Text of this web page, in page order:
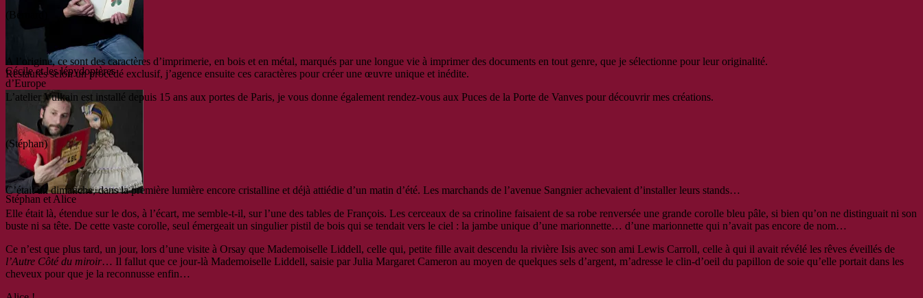
Cécile et les lépydoptères
d’Europe
Stéphan et Alice
(Bernard)
A l’origine, ce sont des caractères d’imprimerie, en bois et en métal, marqués par une longue vie à imprimer des documents en tout genre, que je sélectionne pour leur originalité.
Restaurés selon un procédé exclusif, j’agence ensuite ces caractères pour créer une œuvre unique et inédite.
L’atelier Vulkain est installé depuis 15 ans aux portes de Paris, je vous donne également rendez-vous aux Puces de la Porte de Vanves pour découvrir mes créations.
(Stéphan)
C’était un dimanche, dans la première lumière encore cristalline et déjà attiédie d’un matin d’été. Les marchands de l’avenue Sangnier achevaient d’installer leurs stands…
Elle était là, étendue sur le dos, à l’écart, me semble-t-il, sur l’une des tables de François. Les cerceaux de sa crinoline faisaient de sa robe renversée une grande corolle bleu pâle, si bien qu’on ne distinguait ni son
buste ni sa tête. De cette vaste corolle, seul émergeait un singulier pistil de bois qui se tendait vers le ciel : la jambe unique d’une marionnette… d’une marionnette qui n’avait pas encore de nom…
Ce n’est que plus tard, un jour, lors d’une visite à Orsay que Mademoiselle Liddell, celle qui, petite fille avait descendu la rivière Isis avec son ami Lewis Carroll, celle à qui il avait révélé les rêves éveillés de
l’Autre Côté du miroir… Il fallut que ce jour-là Mademoiselle Liddell, saisie par Julia Margaret Cameron au moyen de quelques sels d’argent, m’adresse le clin-d’oeil du papillon de soie qu’elle portait dans les
cheveux pour que je la reconnusse enfin…